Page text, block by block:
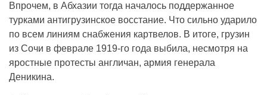
Впрочем, в Абхазии тогда началось поддержанное
турками антигрузинское восстание. Что сильно ударило
по всем линиям снабжения картвелов. В итоге, грузин
из Сочи в феврале 1919-го года выбила, несмотря на
яростные протесты англичан, армия генерала
Деникина.